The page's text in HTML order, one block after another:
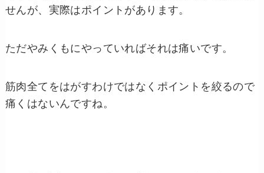
せんが、実際はポイントがあります。
ただやみくもにやっていればそれは痛いです。
筋肉全てをはがすわけではなくポイントを絞るので
痛くはないんですね。